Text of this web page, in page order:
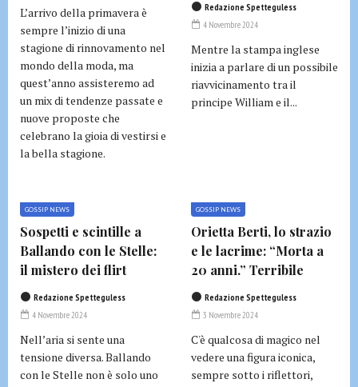
L’arrivo della primavera è
sempre l’inizio di una
stagione di rinnovamento nel
mondo della moda, ma
quest’anno assisteremo ad
un mix di tendenze passate e
nuove proposte che
celebrano la gioia di vestirsi e
la bella stagione.
Redazione Spetteguless
4 Novembre 2024
Mentre la stampa inglese
inizia a parlare di un possibile
riavvicinamento tra il
principe William e il...
GOSSIP NEWS
Sospetti e scintille a
Ballando con le Stelle:
il mistero dei flirt
Redazione Spetteguless
4 Novembre 2024
Nell’aria si sente una
tensione diversa. Ballando
con le Stelle non è solo uno
GOSSIP NEWS
Orietta Berti, lo strazio
e le lacrime: “Morta a
20 anni.” Terribile
Redazione Spetteguless
3 Novembre 2024
C'è qualcosa di magico nel
vedere una figura iconica,
sempre sotto i riflettori,